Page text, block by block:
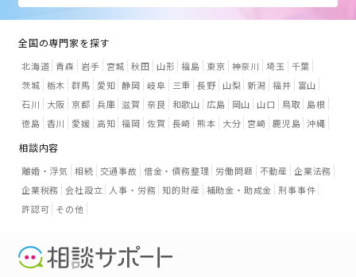
全国の専門家を探す
北海道 青森 岩手 宮城 秋田 山形 福島 東京 神奈川 埼玉
千葉
茨城 栃木 群馬 愛知 静岡 岐阜 三重 長野 山梨 新潟 福井
富山
石川
大阪 京都 兵庫 滋賀 奈良 和歌山 広島 岡山 山口 鳥取
島根
徳島 香川 愛媛 高知 福岡 佐賀 長崎 熊本 大分 宮崎 鹿児島 沖縄
相談内容
離婚・浮気 相続 交通事故 借金・債務整理 労働問題 不動産 企業法務
企業税務 会社設立 人事・労務 知的財産 補助金・助成金 刑事事件
許認可 その他